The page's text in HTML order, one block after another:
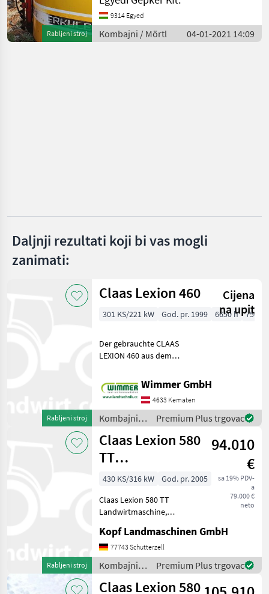
Kemper
KroneRabljeni stroj
kombajne
9314 Egyed
Kombajni / Mörtl 04-01-2021 14:09
Daljnji rezultati koji bi vas mogli
zanimati:
Rabljeni stroj
Claas Lexion 460
Cijena
na upit
301 KS/221 kW God. pr. 1999 6650 h 750
Der gebrauchte CLAAS
LEXION 460 aus dem
leistungsstarker und
bewährter Mähdrescher für
professionelle
Erntearbeiten. Mit 6.650
Betriebsstunden u
Wimmer GmbH
4633 Kematen
Kombajni /
Claas
Premium Plus trgovac
Rabljeni stroj
Claas Lexion 580
TT
Landwirtmaschine
Mercedes-Mo
94.010
€
sa 19% PDV-
a
79.000 €
neto
430 KS/316 kW
God. pr. 2005
Claas Lexion 580 TT
Landwirtmaschine,
Trommelstunden (Int.Nr.
17804) AutoContour
Schneidwerksregelung,
Beleuchtung für klappbare
Vorsatzgerät
Kopf Landmaschinen GmbH
77743 Schutterzell
Kombajni /
Claas
Premium Plus trgovac
Claas Lexion 580